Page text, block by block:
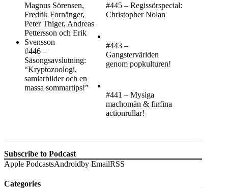
#446 –
Säsongsavslutning:
“Kryptozoologi,
samlarbilder och en
massa sommartips!”
#445 – Regissörspecial:
Christopher Nolan
#443 –
Gangstervärlden
genom popkulturen!
#441 – Mysiga
machomän & finfina
actionrullar!
Subscribe to Podcast
Apple PodcastsAndroidby EmailRSS
Categories